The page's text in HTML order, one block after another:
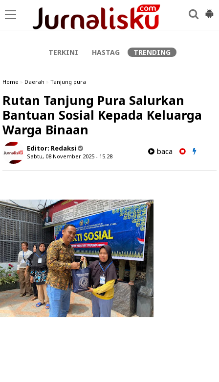
TERKINI HASTAG TRENDING
Home » Daerah » Tanjung pura
Rutan Tanjung Pura Salurkan
Bantuan Sosial Kepada Keluarga
Warga Binaan
Editor: Redaksi
Sabtu, 08 November 2025 - 15.28
baca